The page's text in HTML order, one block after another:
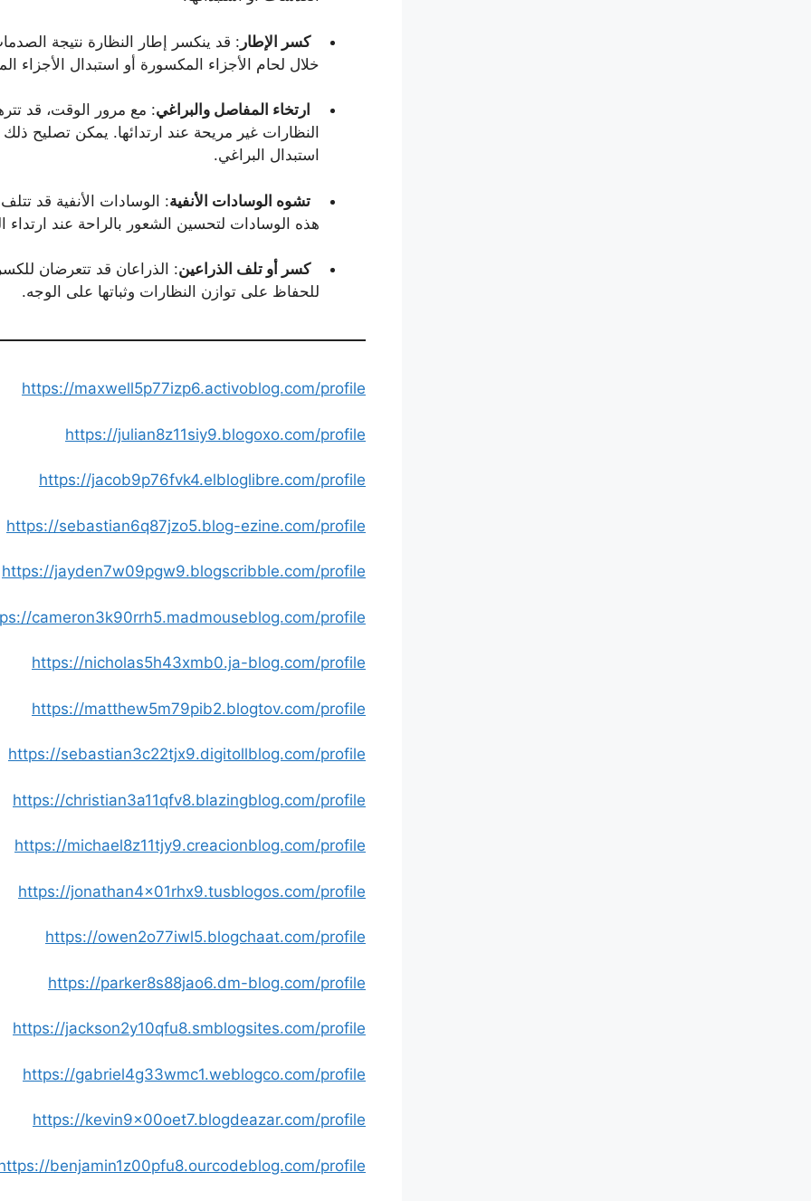
كسر الإطار : قد ينكسر إطار النظارة نتيجة
خلال لحام الأجزاء المكسورة أو استبدال الأجزاء
ارتخاء المفاصل والبراغي: مع مرور الوقت، قد
النظارات غير مريحة عند ارتدائها. يمكن تصليح
استبدال البراغي.
تشوه الوسادات الأنفية: الوسادات الأنفية قد
هذه الوسادات لتحسين الشعور بالراحة عند ارتداء
كسر أو تلف الذراعين: الذراعان قد تتعرضان
للحفاظ على توازن النظارات وثباتها على الوجه.
https://maxwell5p77izp6.activoblog.com/profile
https://julian8z11siy9.blogoxo.com/profile
https://jacob9p76fvk4.elbloglibre.com/profile
https://sebastian6q87jzo5.blog-ezine.com/profile
https://jayden7w09pgw9.blogscribble.com/profile
cameron3k90rrh5.madmouseblog.com/profile
https://nicholas5h43xmb0.ja-blog.com/profile
https://matthew5m79pib2.blogtov.com/profile
https://sebastian3c22tjx9.digitollblog.com/profile
https://christian3a11qfv8.blazingblog.com/profile
https://michael8z11tjy9.creacionblog.com/profile
https://jonathan4x01rhx9.tusblogos.com/profile
https://owen2o77iwl5.blogchaat.com/profile
https://parker8s88jao6.dm-blog.com/profile
https://jackson2y10qfu8.smblogsites.com/profile
https://gabriel4g33wmc1.weblogco.com/profile
https://kevin9x00oet7.blogdeazar.com/profile
benjamin1z00pfu8.ourcodeblog.com/profile